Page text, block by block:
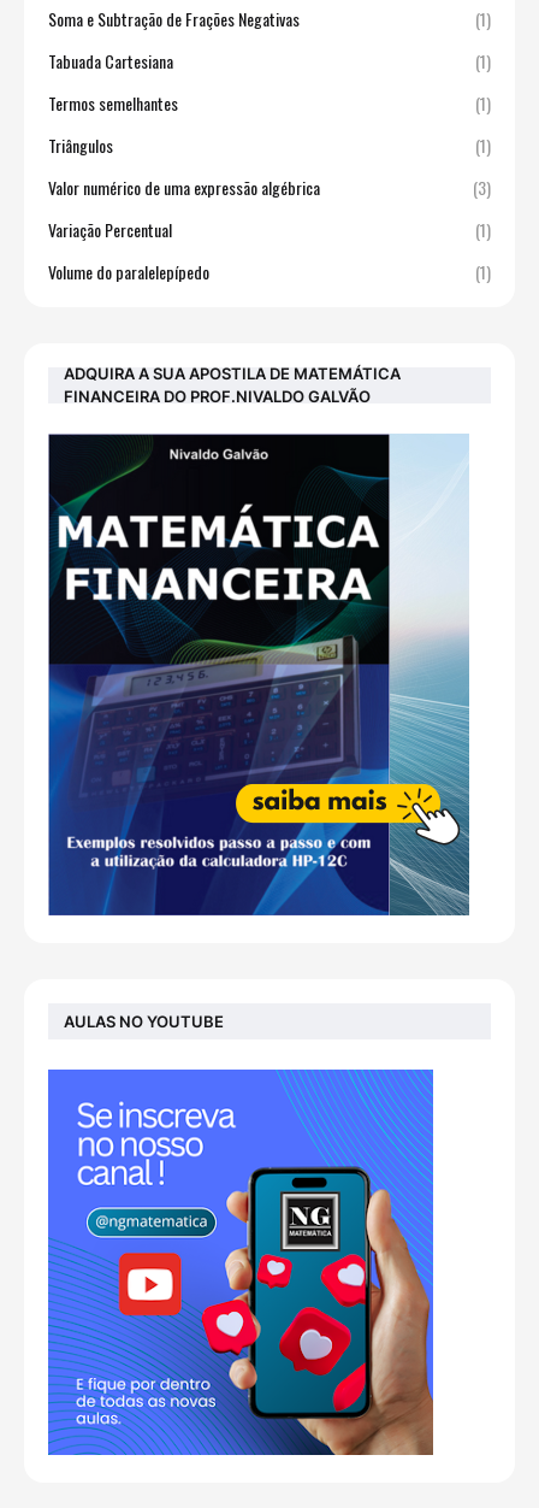
Soma e Subtração de Frações Negativas
(1)
Tabuada Cartesiana
(1)
Termos semelhantes
(1)
Triângulos
(1)
Valor numérico de uma expressão algébrica
(3)
Variação Percentual
(1)
Volume do paralelepípedo
(1)
ADQUIRA A SUA APOSTILA DE MATEMÁTICA
FINANCEIRA DO PROF.NIVALDO GALVÃO
AULAS NO YOUTUBE